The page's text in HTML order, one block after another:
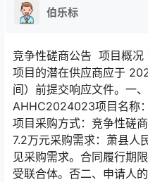
伯乐标
竞争性磋商公告 项目概况
项目的潜在供应商应于
间）前提交响应文件。一
AHHC2024023项目名称
项目采购方式：竞争性磋
7.2万元采购需求：萧县人
见采购需求。合同履行期
受联合体。否二、申请人